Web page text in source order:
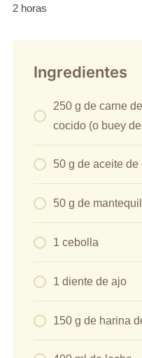
2 horas
Ingredientes
250 g de carne
cocido (o buey
50 g de aceite de
50 g de
1 cebolla
1 diente de ajo
150 g de harina